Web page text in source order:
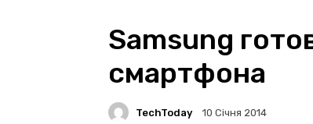
Samsung
смартфона
TechToday 10 Січня 2014